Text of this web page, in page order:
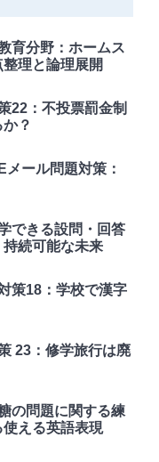
育分野：ホームス
理と論理展開
22：不投票罰金制
？
ール問題対策：
できる設問・回答
続可能な未来
策18：学校で漢字
23：修学旅行は廃
の問題に関する練
える英語表現